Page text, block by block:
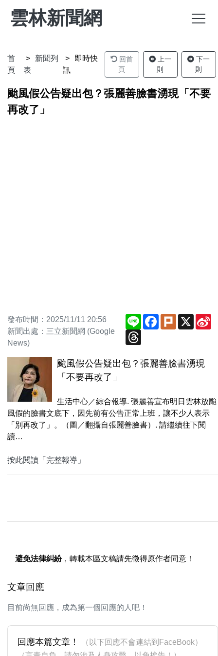
雲林新聞網
首
頁
新聞列
表
即時快
訊
回首
頁
上一
則
下一
則
颱風假公告疑出包？張麗善臉書湧現「不要
再改了」
發布時間：2025/11/11 20:56
新聞出處：三立新聞網 (Google
News)
Line Facebook
PlurkX
Threads
颱風假公告疑出包？張麗善臉書湧現
「不要再改了」
生活中心／綜合報導. 張麗善宣布明日雲林放颱
風假的臉書文底下，因先前有公告正常上班，讓不少人表示
「別再改了」。（圖／翻攝自張麗善臉書）. 請繼續往下閱
讀…
按此閱讀「完整報導」
避免法律糾紛，轉載本區文稿請先徵得原作者同意！
文章回應
目前尚無回應，成為第一個回應的人吧！
回應本篇文章！
（以下回應不會連結到FaceBook）